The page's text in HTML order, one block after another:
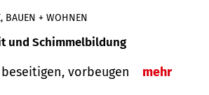
BAUEN + WOHNEN
und Schimmelbildung
vorbeugen mehr